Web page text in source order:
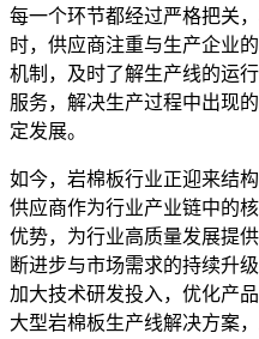
每一个环节都经过严格把关
时，供应商注重与生产企业
机制，及时了解生产线的运
服务，解决生产过程中出现
定发展。
如今，岩棉板行业正迎来结
供应商作为行业产业链中的
优势，为行业高质量发展提
断进步与市场需求的持续升
加大技术研发投入，优化产
大型岩棉板生产线解决方案